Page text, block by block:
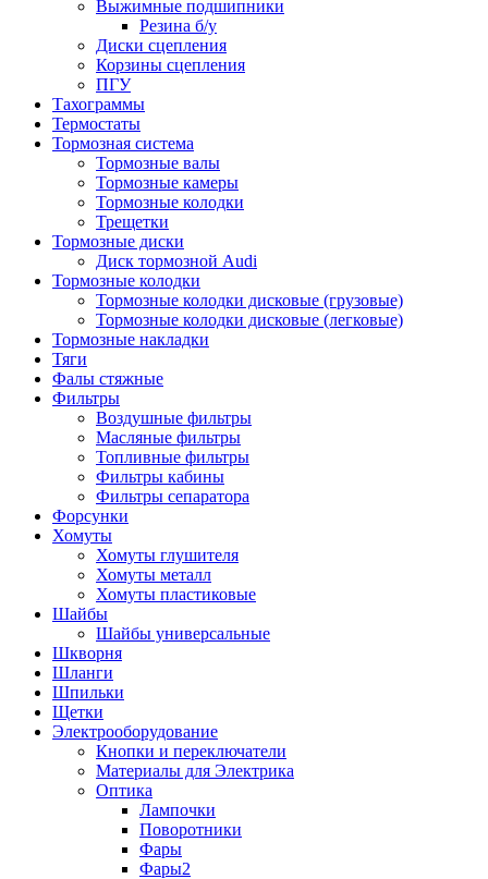
Выжимные подшипники
Резина б/у
Диски сцепления
Корзины сцепления
ПГУ
Тахограммы
Термостаты
Тормозная система
Тормозные валы
Тормозные камеры
Тормозные колодки
Трещетки
Тормозные диски
Диск тормозной Audi
Тормозные колодки
Тормозные колодки дисковые (грузовые)
Тормозные колодки дисковые (легковые)
Тормозные накладки
Тяги
Фалы стяжные
Фильтры
Воздушные фильтры
Масляные фильтры
Топливные фильтры
Фильтры кабины
Фильтры сепаратора
Форсунки
Хомуты
Хомуты глушителя
Хомуты металл
Хомуты пластиковые
Шайбы
Шайбы универсальные
Шкворня
Шланги
Шпильки
Щетки
Электрооборудование
Кнопки и переключатели
Материалы для Электрика
Оптика
Лампочки
Поворотники
Фары
Фары2